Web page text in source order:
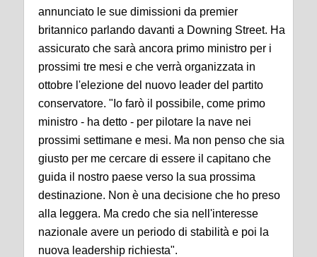
annunciato le sue dimissioni da premier
britannico parlando davanti a Downing Street. Ha
assicurato che sarà ancora primo ministro per i
prossimi tre mesi e che verrà organizzata in
ottobre l'elezione del nuovo leader del partito
conservatore. "Io farò il possibile, come primo
ministro - ha detto - per pilotare la nave nei
prossimi settimane e mesi. Ma non penso che sia
giusto per me cercare di essere il capitano che
guida il nostro paese verso la sua prossima
destinazione. Non è una decisione che ho preso
alla leggera. Ma credo che sia nell'interesse
nazionale avere un periodo di stabilità e poi la
nuova leadership richiesta".